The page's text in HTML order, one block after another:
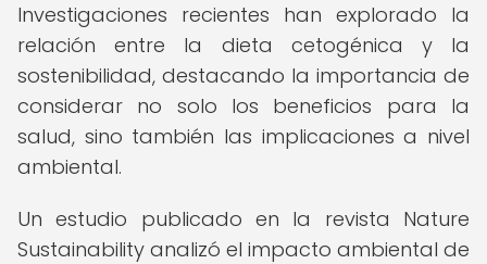
Investigaciones recientes han explorado la
relación entre la dieta cetogénica y la
sostenibilidad, destacando la importancia de
considerar no solo los beneficios para la
salud, sino también las implicaciones a nivel
ambiental.
Un estudio publicado en la revista Nature
Sustainability analizó el impacto ambiental de